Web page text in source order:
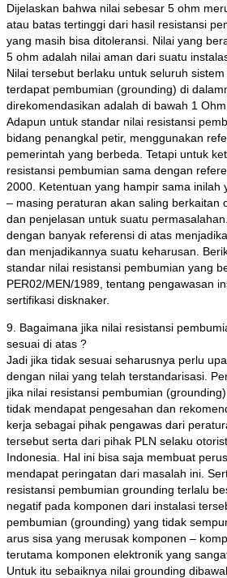
Dijelaskan bahwa nilai sebesar 5 ohm
atau batas tertinggi dari hasil resistansi
yang masih bisa ditoleransi. Nilai yang
5 ohm adalah nilai aman dari suatu
Nilai tersebut berlaku untuk seluruh
terdapat pembumian (grounding) di
direkomendasikan adalah di bawah 1
Adapun untuk standar nilai resistansi
bidang penangkal petir, menggunakan
pemerintah yang berbeda. Tetapi untuk
resistansi pembumian sama dengan
2000. Ketentuan yang hampir sama inilah
– masing peraturan akan saling berkaitan
dan penjelasan untuk suatu
dengan banyak referensi di atas
dan menjadikannya suatu keharusan.
standar nilai resistansi pembumian yang
PER02/MEN/1989, tentang pengawasan
sertifikasi disknaker.
9. Bagaimana jika nilai resistansi
sesuai di atas ?
Jadi jika tidak sesuai seharusnya perlu
dengan nilai yang telah terstandarisasi.
jika nilai resistansi pembumian
tidak mendapat pengesahan dan
kerja sebagai pihak pengawas dari
tersebut serta dari pihak PLN selaku
Indonesia. Hal ini bisa saja membuat
mendapat peringatan dari masalah ini.
resistansi pembumian grounding terlalu
negatif pada komponen dari instalasi
pembumian (grounding) yang tidak
arus sisa yang merusak komponen –
terutama komponen elektronik yang
Untuk itu sebaiknya nilai grounding